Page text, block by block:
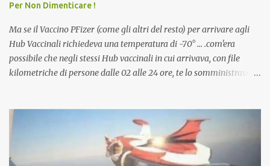
che abbiamo elencato sopra...
Per Non Dimenticare !
Ma se il Vaccino PFizer (come gli altri del resto) per arrivare agli
Hub Vaccinali richiedeva una temperatura di -70° ... .com'era
possibile che negli stessi Hub vaccinali in cui arrivava, con file
kilometriche di persone dalle 02 alle 24 ore, te lo somministravano
Vaccino come: l' Amaro del Capo, era "spettacolare Ghiacciato, ma
andava bene anche, a Temperatura Ambiente"! Riproponiamo
l'articolo per NON Dimenticare!